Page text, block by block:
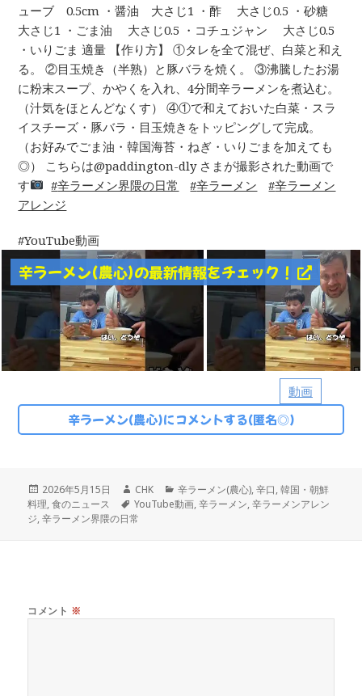
ューブ 0.5cm ・醤油 大さじ1 ・酢 大さじ0.5 ・砂糖
大さじ1 ・ごま油 大さじ0.5 ・コチュジャン 大さじ0.5
・いりごま 適量 【作り方】 ①タレを全て混ぜ、白菜と和え
る。 ②目玉焼き（半熟）と豚バラを焼く。 ③沸騰したお湯
に粉末スープ、かやくを入れ、4分間辛ラーメンを煮込む。
（汁気をほとんどなくす） ④①で和えておいた白菜・スラ
イスチーズ・豚バラ・目玉焼きをトッピングして完成。
（お好みでごま油・韓国海苔・ねぎ・いりごまを加えても
◎） こちらは@paddington-dly さまが撮影された動画で
す
辛ラーメン界隈の日常 辛ラーメン
辛ラーメン
アレンジ
動画
YouTube動画
辛ラーメン(農心)の最新情報をチェック！
辛ラーメン(農心)にコメントする(匿名◎)
投
稿
日:
2026年5月15日
作
成
者
CHK
カ
テ
辛ラーメン(農心),辛口,韓国・朝鮮
料理,食のニュース
タ
グ
YouTube動画,辛ラーメン,辛ラーメンアレン
ジ,辛ラーメン界隈の日常
コメント ※